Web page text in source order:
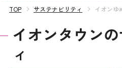
TOP サステナビリティ イオンゆ
イオンタウン
ィ